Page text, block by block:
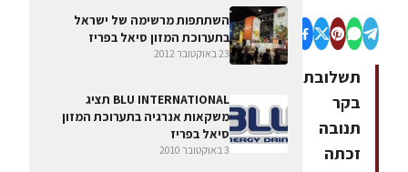
תשלובת
בקר
תנובה
זכתה
השתתפות מרשימה של ישראל
בתערוכת המזון סיאל בפריז
23 באוקטובר 2012
BLU INTERNATIONAL תציג
משקאות אנרגיה בתערוכת המזון
סיאל בפריז
3 באוקטובר 2010